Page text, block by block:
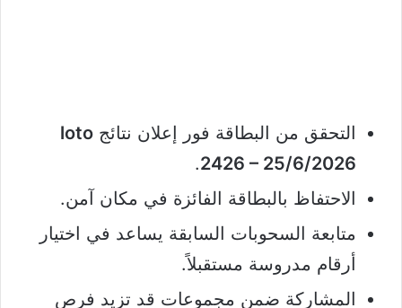
التحقق من البطاقة فور إعلان نتائج loto
2426 – 25/6/2026
.
الاحتفاظ بالبطاقة الفائزة في مكان آمن.
متابعة السحوبات السابقة يساعد في اختيار
أرقام مدروسة مستقبلاً.
المشاركة ضمن مجموعات قد تزيد فرص